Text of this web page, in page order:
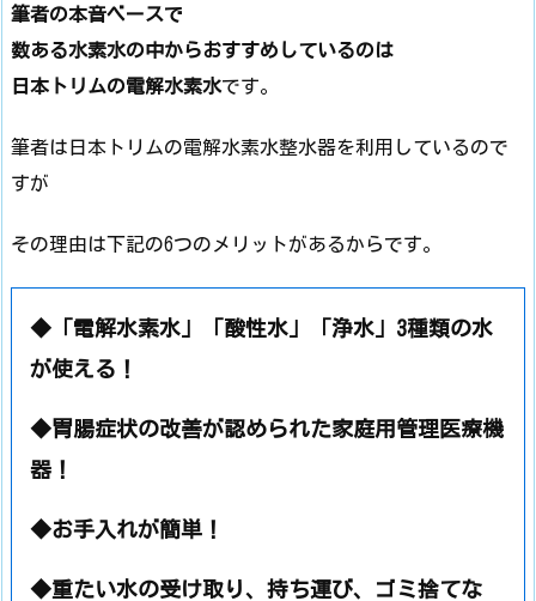
筆者の本音ベースで
数ある水素水の中からおすすめしているのは
日本トリムの電解水素水です。
筆者は日本トリムの電解水素水整水器を利用しているので
すが
その理由は下記の6つのメリットがあるからです。
◆「電解水素水」「酸性水」「浄水」3種類の水
が使える！
◆胃腸症状の改善が認められた家庭用管理医療機
器！
◆お手入れが簡単！
◆重たい水の受け取り、持ち運び、ゴミ捨てな